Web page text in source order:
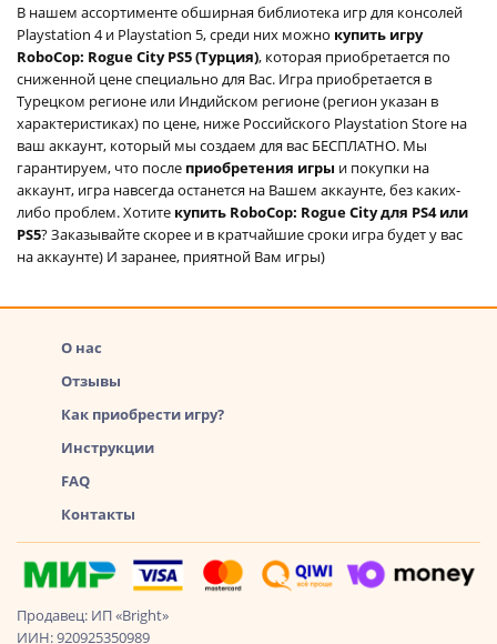
В нашем ассортименте обширная библиотека игр для консолей
Playstation 4 и Playstation 5, среди них можно купить игру
RoboCop: Rogue City PS5 (Турция), которая приобретается по
сниженной цене специально для Вас. Игра приобретается в
Турецком регионе или Индийском регионе (регион указан в
характеристиках) по цене, ниже Российского Playstation Store на
ваш аккаунт, который мы создаем для вас БЕСПЛАТНО. Мы
гарантируем, что после приобретения игры и покупки на
аккаунт, игра навсегда останется на Вашем аккаунте, без каких-
либо проблем. Хотите купить RoboCop: Rogue City для PS4 или
PS5? Заказывайте скорее и в кратчайшие сроки игра будет у вас
на аккаунте) И заранее, приятной Вам игры)
О нас
Отзывы
Как приобрести игру?
Инструкции
FAQ
Контакты
Продавец: ИП «Bright»
ИИН: 920925350989